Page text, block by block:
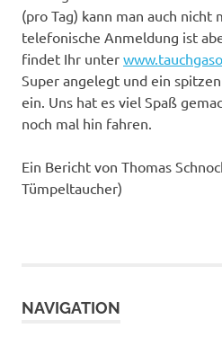
(pro Tag) kann man auch nicht
telefonische Anmeldung ist
findet Ihr unter
Super angelegt und ein
ein. Uns hat es viel Spaß
noch mal hin fahren.
Ein Bericht von Thomas
Tümpeltaucher)
NAVIGATION